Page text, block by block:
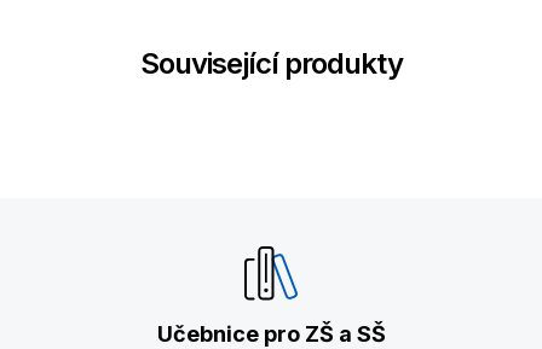
Související produkty
Učebnice pro ZŠ a SŠ